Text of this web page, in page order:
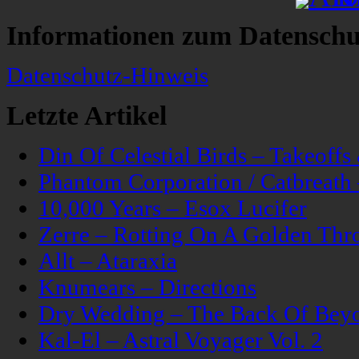
Informationen zum
Datenschutz-Hinweis
Letzte Artikel
Din Of Celestial Birds –
Phantom Corporation /
10,000 Years – Esox Lucifer
Zerre – Rotting On A Golden
Allt – Ataraxia
Knumears – Directions
Dry Wedding – The Back Of
Kal-El – Astral Voyager Vol. 2